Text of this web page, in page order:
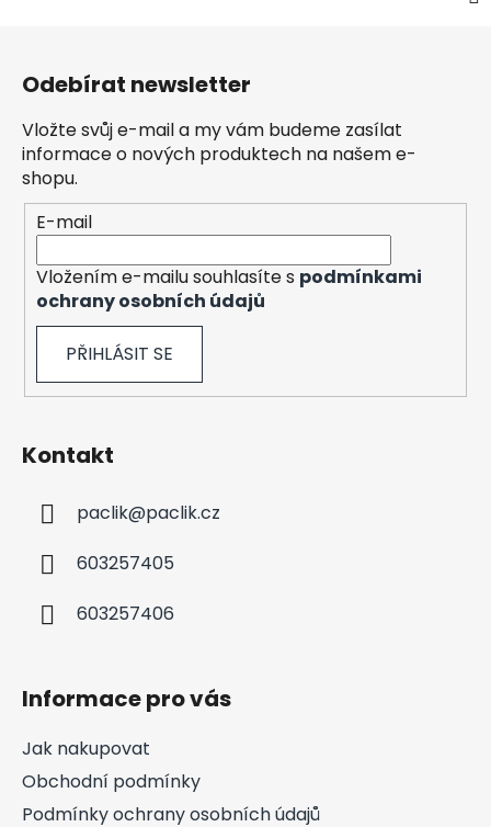
Odebírat newsletter
Vložte svůj e-mail a my vám budeme zasílat
informace o nových produktech na našem e-
shopu.
E-mail
Vložením e-mailu souhlasíte s podmínkami
ochrany osobních údajů
PŘIHLÁSIT SE
Kontakt
paclik@paclik.cz
603257405
603257406
Informace pro vás
Jak nakupovat
Obchodní podmínky
Podmínky ochrany osobních údajů